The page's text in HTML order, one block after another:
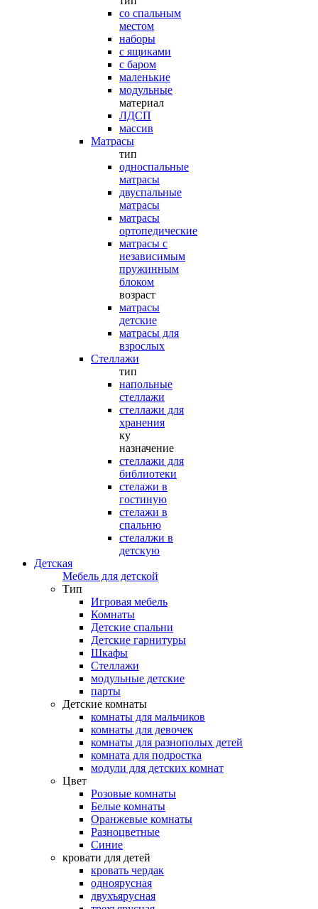
со спальным
местом
наборы
с ящиками
с баром
маленькие
модульные
материал
ЛДСП
массив
Матрасы
тип
односпальные
матрасы
двуспальные
матрасы
матрасы
ортопедические
матрасы с
независимым
пружинным
блоком
возраст
матрасы
детские
матрасы для
взрослых
Стеллажи
тип
напольные
стеллажи
стеллажи для
хранения
ку
назначение
стеллажи для
библиотеки
стелажи в
гостиную
стелажи в
спальню
стелалжи в
детскую
Детская
Мебель для детской
Тип
Игровая мебель
Комнаты
Детские спальни
Детские гарнитуры
Шкафы
Стеллажи
модульные детские
парты
Детские комнаты
комнаты для мальчиков
комнаты для девочек
комнаты для разнополых детей
комната для подростка
модули для детских комнат
Цвет
Розовые комнаты
Белые комнаты
Оранжевые комнаты
Разноцветные
Синие
кровати для детей
кровать чердак
одноярусная
двухъярусная